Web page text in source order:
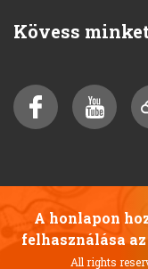
Kövess
A honlapon
felhasználása
All rights